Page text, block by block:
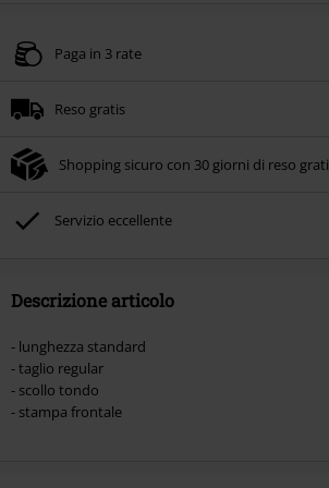
Paga in 3 rate
Reso gratis
Shopping sicuro con 30 giorni di reso
Servizio eccellente
Descrizione articolo
- lunghezza standard
- taglio regular
- scollo tondo
- stampa frontale